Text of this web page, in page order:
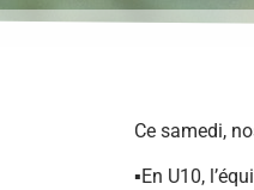
Ce samedi,
▪️En U10,